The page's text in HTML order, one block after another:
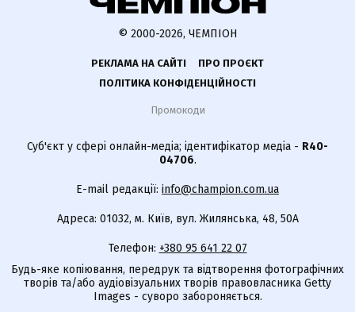
© 2000-2026, ЧЕМПІОН
РЕКЛАМА НА САЙТІ
ПРО ПРОЄКТ
ПОЛІТИКА КОНФІДЕНЦІЙНОСТІ
Промокоди
Суб'єкт у сфері онлайн-медіа; ідентифікатор медіа - R40-
04706.
E-mail редакції: info@champion.com.ua
Адреса: 01032, м. Київ, вул. Жилянська, 48, 50А
Телефон: +380 95 641 22 07
Будь-яке копіювання, передрук та відтворення фотографічних
творів та/або аудіовізуальних творів правовласника Getty
Images - суворо забороняється.